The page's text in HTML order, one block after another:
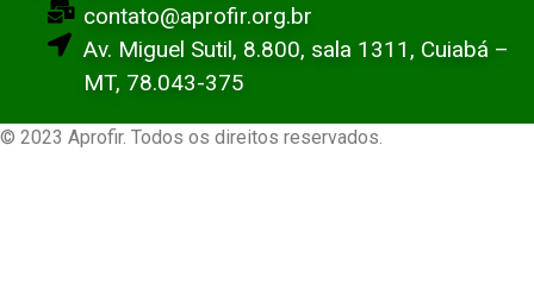
contato@aprofir.org.br
Av. Miguel Sutil, 8.800, sala 1311, Cuiabá –
MT, 78.043-375
© 2023 Aprofir. Todos os direitos reservados.